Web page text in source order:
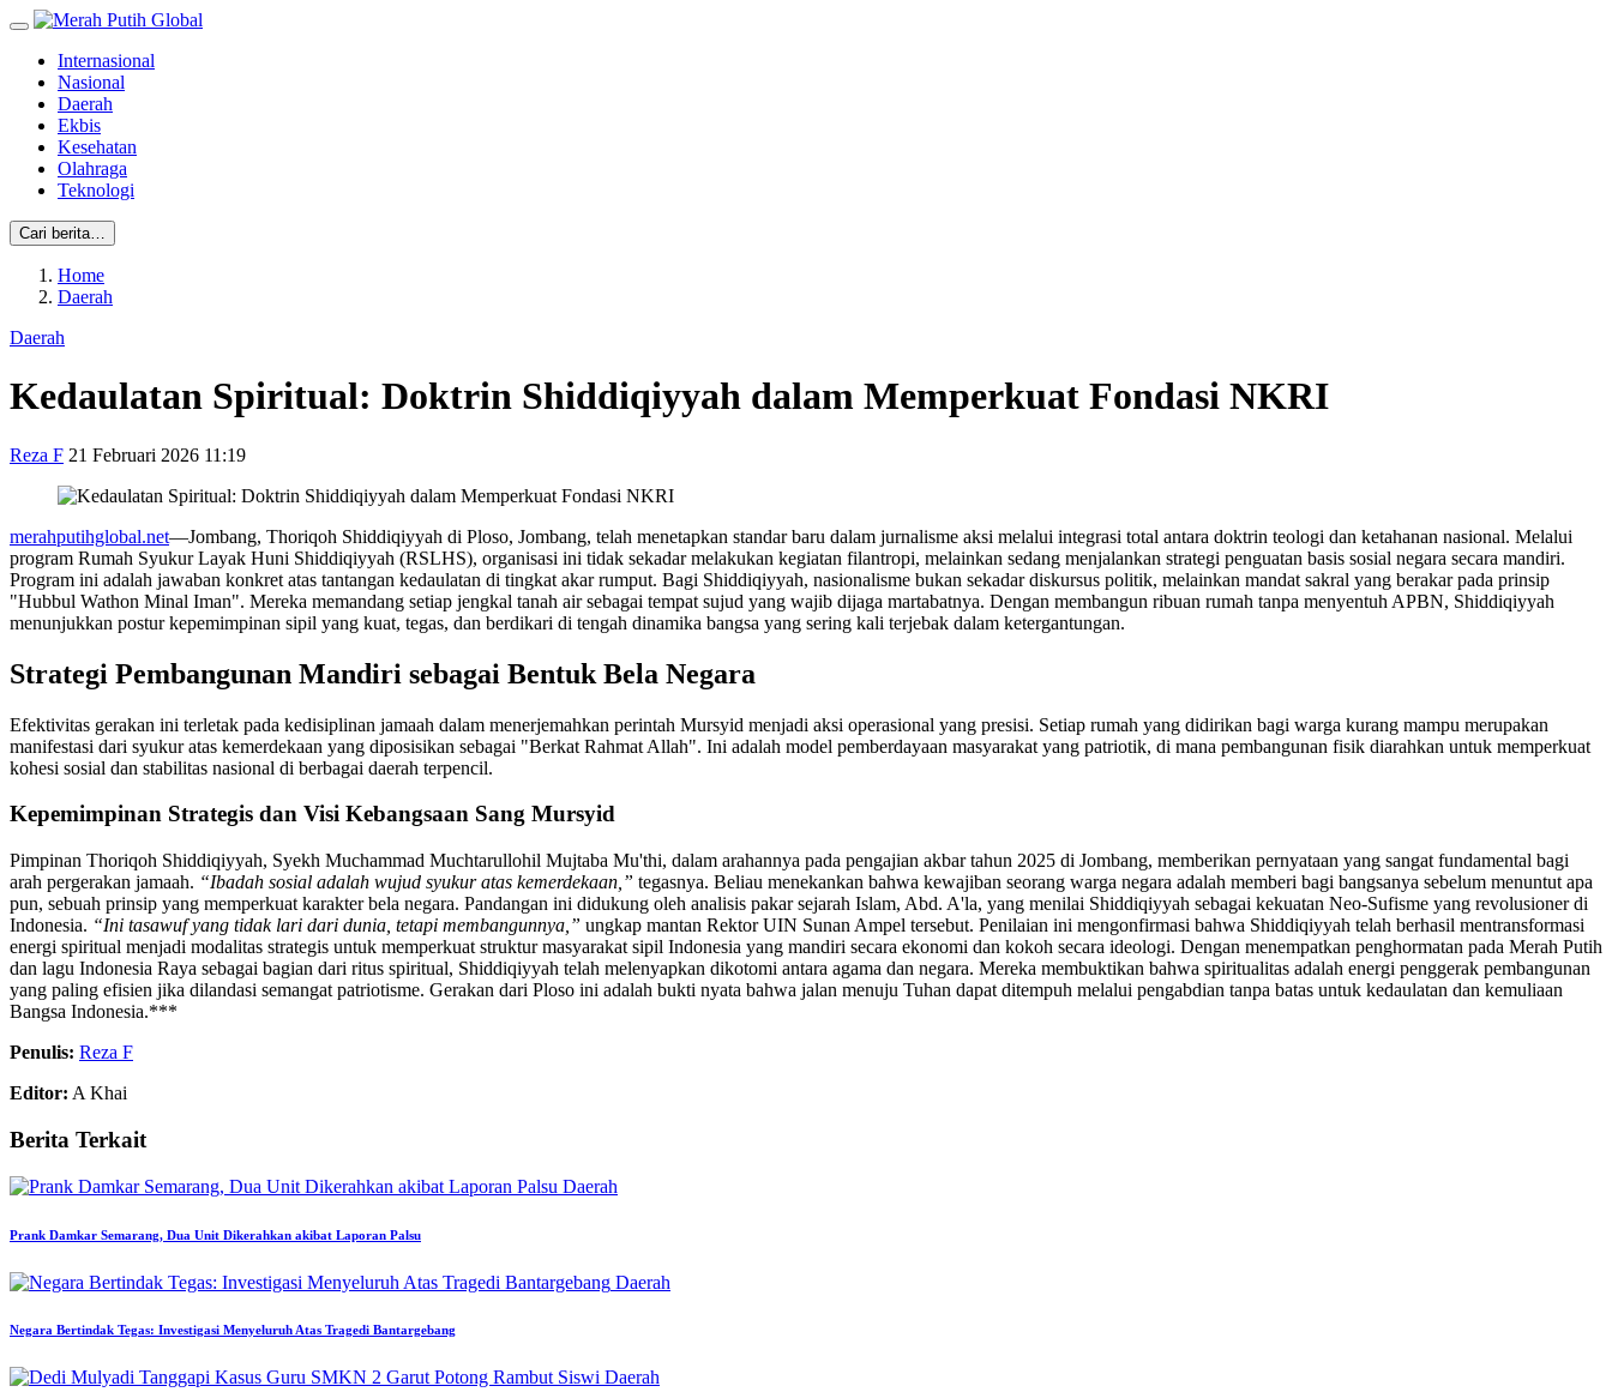
Internasional
Nasional
Daerah
Ekbis
Kesehatan
Olahraga
Teknologi
Cari berita…
Home
Daerah
Daerah
Kedaulatan Spiritual: Doktrin Shiddiqiyyah dalam Memperkuat Fondasi NKRI
Reza F 21 Februari 2026 11:19
merahputihglobal.net—Jombang, Thoriqoh Shiddiqiyyah di Ploso, Jombang, telah menetapkan standar baru dalam jurnalisme aksi melalui integrasi total antara doktrin teologi dan ketahanan nasional. Melalui
program Rumah Syukur Layak Huni Shiddiqiyyah (RSLHS), organisasi ini tidak sekadar melakukan kegiatan filantropi, melainkan sedang menjalankan strategi penguatan basis sosial negara secara mandiri.
Program ini adalah jawaban konkret atas tantangan kedaulatan di tingkat akar rumput. Bagi Shiddiqiyyah, nasionalisme bukan sekadar diskursus politik, melainkan mandat sakral yang berakar pada prinsip
"Hubbul Wathon Minal Iman". Mereka memandang setiap jengkal tanah air sebagai tempat sujud yang wajib dijaga martabatnya. Dengan membangun ribuan rumah tanpa menyentuh APBN, Shiddiqiyyah
menunjukkan postur kepemimpinan sipil yang kuat, tegas, dan berdikari di tengah dinamika bangsa yang sering kali terjebak dalam ketergantungan.
Strategi Pembangunan Mandiri sebagai Bentuk Bela Negara
Efektivitas gerakan ini terletak pada kedisiplinan jamaah dalam menerjemahkan perintah Mursyid menjadi aksi operasional yang presisi. Setiap rumah yang didirikan bagi warga kurang mampu merupakan
manifestasi dari syukur atas kemerdekaan yang diposisikan sebagai "Berkat Rahmat Allah". Ini adalah model pemberdayaan masyarakat yang patriotik, di mana pembangunan fisik diarahkan untuk memperkuat
kohesi sosial dan stabilitas nasional di berbagai daerah terpencil.
Kepemimpinan Strategis dan Visi Kebangsaan Sang Mursyid
Pimpinan Thoriqoh Shiddiqiyyah, Syekh Muchammad Muchtarullohil Mujtaba Mu'thi, dalam arahannya pada pengajian akbar tahun 2025 di Jombang, memberikan pernyataan yang sangat fundamental bagi
arah pergerakan jamaah. “Ibadah sosial adalah wujud syukur atas kemerdekaan,” tegasnya. Beliau menekankan bahwa kewajiban seorang warga negara adalah memberi bagi bangsanya sebelum menuntut apa
pun, sebuah prinsip yang memperkuat karakter bela negara. Pandangan ini didukung oleh analisis pakar sejarah Islam, Abd. A'la, yang menilai Shiddiqiyyah sebagai kekuatan Neo-Sufisme yang revolusioner di
Indonesia. “Ini tasawuf yang tidak lari dari dunia, tetapi membangunnya,” ungkap mantan Rektor UIN Sunan Ampel tersebut. Penilaian ini mengonfirmasi bahwa Shiddiqiyyah telah berhasil mentransformasi
energi spiritual menjadi modalitas strategis untuk memperkuat struktur masyarakat sipil Indonesia yang mandiri secara ekonomi dan kokoh secara ideologi. Dengan menempatkan penghormatan pada Merah Putih
dan lagu Indonesia Raya sebagai bagian dari ritus spiritual, Shiddiqiyyah telah melenyapkan dikotomi antara agama dan negara. Mereka membuktikan bahwa spiritualitas adalah energi penggerak pembangunan
yang paling efisien jika dilandasi semangat patriotisme. Gerakan dari Ploso ini adalah bukti nyata bahwa jalan menuju Tuhan dapat ditempuh melalui pengabdian tanpa batas untuk kedaulatan dan kemuliaan
Bangsa Indonesia.***
Penulis: Reza F
Editor: A Khai
Berita Terkait
Daerah
Prank Damkar Semarang, Dua Unit Dikerahkan akibat Laporan Palsu
Daerah
Negara Bertindak Tegas: Investigasi Menyeluruh Atas Tragedi Bantargebang
Daerah